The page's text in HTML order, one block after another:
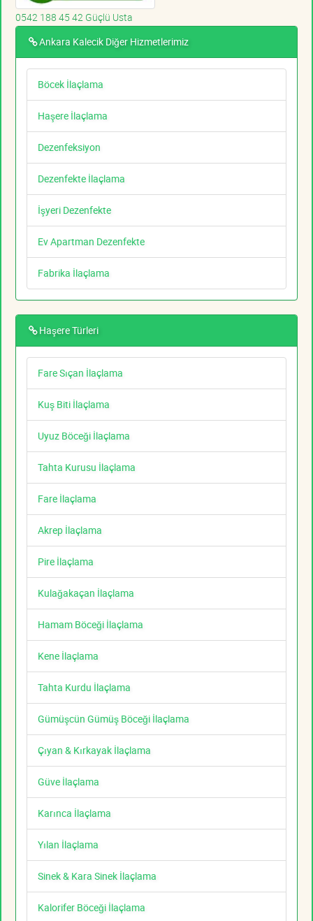
0542 188 45 42 Güçlü Usta
Ankara Kalecik Diğer Hizmetlerimiz
Böcek İlaçlama
Haşere İlaçlama
Dezenfeksiyon
Dezenfekte İlaçlama
İşyeri Dezenfekte
Ev Apartman Dezenfekte
Fabrika İlaçlama
Haşere Türleri
Fare Sıçan İlaçlama
Kuş Biti İlaçlama
Uyuz Böceği İlaçlama
Tahta Kurusu İlaçlama
Fare İlaçlama
Akrep İlaçlama
Pire İlaçlama
Kulağakaçan İlaçlama
Hamam Böceği İlaçlama
Kene İlaçlama
Tahta Kurdu İlaçlama
Gümüşcün Gümüş Böceği İlaçlama
Çıyan & Kırkayak İlaçlama
Güve İlaçlama
Karınca İlaçlama
Yılan İlaçlama
Sinek & Kara Sinek İlaçlama
Kalorifer Böceği İlaçlama